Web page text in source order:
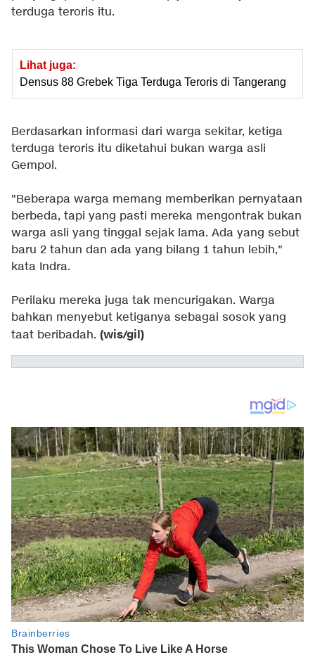
terduga teroris itu.
Lihat juga:
Densus 88 Grebek Tiga Terduga Teroris di Tangerang
Berdasarkan informasi dari warga sekitar, ketiga
terduga teroris itu diketahui bukan warga asli
Gempol.
"Beberapa warga memang memberikan pernyataan
berbeda, tapi yang pasti mereka mengontrak bukan
warga asli yang tinggal sejak lama. Ada yang sebut
baru 2 tahun dan ada yang bilang 1 tahun lebih,"
kata Indra.
Perilaku mereka juga tak mencurigakan. Warga
bahkan menyebut ketiganya sebagai sosok yang
taat beribadah. (wis/gil)